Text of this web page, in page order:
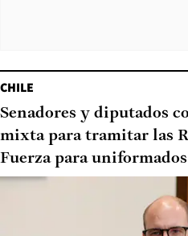
CHILE
Senadores y diputados
mixta para tramitar las
Fuerza para uniformados